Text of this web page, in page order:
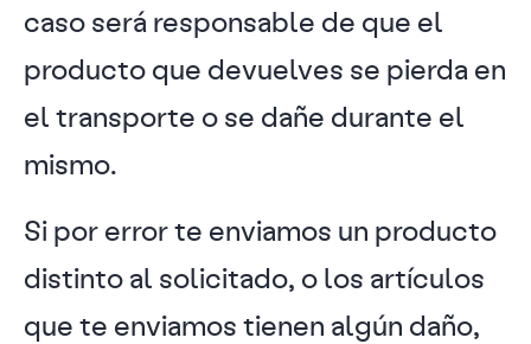
caso será responsable de que el
producto que devuelves se pierda en
el transporte o se dañe durante el
mismo.
Si por error te enviamos un producto
distinto al solicitado, o los artículos
que te enviamos tienen algún daño,